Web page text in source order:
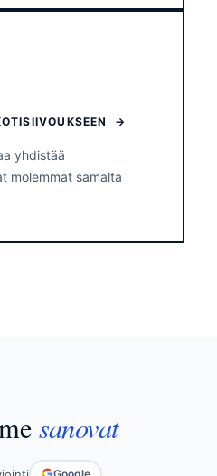
→
yhdistää
molemmat samalta
sanovat